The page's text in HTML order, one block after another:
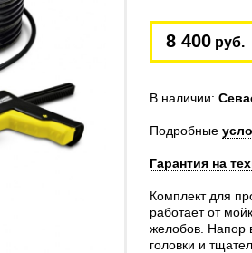
8 400руб.
В наличии:
Подробные
Гарантия на
Комплект для
работает от
желобов. Напор
головки и